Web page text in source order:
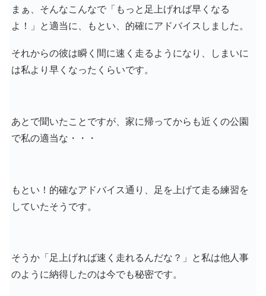
まぁ、そんなこんなで「もっと足上げれば早くなる
よ！」と適当に、もとい、的確にアドバイスしました。
それからの彼は瞬く間に速く走るようになり、しまいに
は私より早くなったくらいです。
あとで聞いたことですが、家に帰ってからも近くの公園
で私の適当な・・・
もとい！的確なアドバイス通り、足を上げて走る練習を
していたそうです。
そうか「足上げれば速く走れるんだな？」と私は他人事
のように納得したのは今でも秘密です。